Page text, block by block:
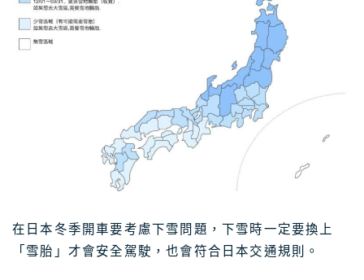
在日本冬季開車要考慮下雪問題，下雪時一定要換上
「雪胎」才會安全駕駛，也會符合日本交通規則。